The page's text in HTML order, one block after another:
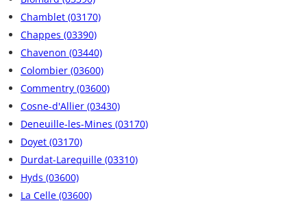
Chamblet (03170)
Chappes (03390)
Chavenon (03440)
Colombier (03600)
Commentry (03600)
Cosne-d'Allier (03430)
Deneuille-les-Mines (03170)
Doyet (03170)
Durdat-Larequille (03310)
Hyds (03600)
La Celle (03600)